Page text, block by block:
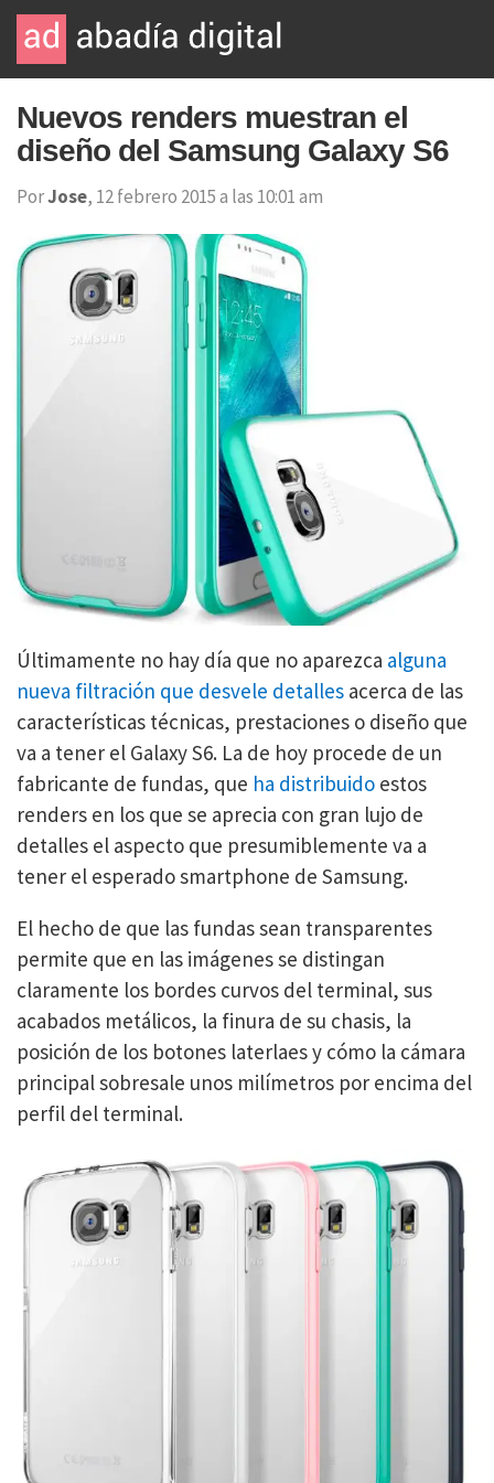
Nuevos renders muestran el
diseño del Samsung Galaxy S6
PorJose, 12 febrero 2015 a las 10:01 am
Últimamente no hay día que no aparezca alguna
nueva filtración que desvele detalles acerca de las
características técnicas, prestaciones o diseño que
va a tener el Galaxy S6. La de hoy procede de un
fabricante de fundas, que ha distribuido estos
renders en los que se aprecia con gran lujo de
detalles el aspecto que presumiblemente va a
tener el esperado smartphone de Samsung.
El hecho de que las fundas sean transparentes
permite que en las imágenes se distingan
claramente los bordes curvos del terminal, sus
acabados metálicos, la finura de su chasis, la
posición de los botones laterlaes y cómo la cámara
principal sobresale unos milímetros por encima del
perfil del terminal.